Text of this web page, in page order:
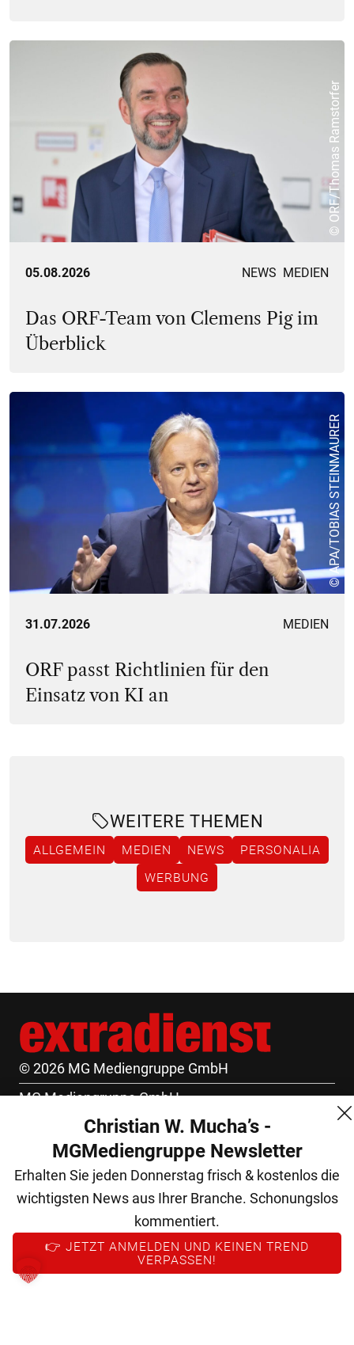
© ORF/Thomas Ramstorfer
05.08.2026 NEWS MEDIEN
Das ORF-Team von Clemens Pig im
Überblick
© APA/TOBIAS STEINMAURER
31.07.2026 MEDIEN
ORF passt Richtlinien für den
Einsatz von KI an
WEITERE THEMEN
ALLGEMEIN MEDIEN NEWS
PERSONALIA
WERBUNG
© 2026 MG Mediengruppe GmbH
MG Mediengruppe GmbH
Burgring 1/7
1010 Wien
+43 (1) 522 14 14
office@mgmedien.at
Kontakt
AGB
Christian W. Mucha’s -
MGMediengruppe Newsletter
Erhalten Sie jeden Donnerstag frisch & kostenlos die
wichtigsten News aus Ihrer Branche. Schonungslos
kommentiert.
👉 JETZT ANMELDEN UND KEINEN TREND
VERPASSEN!